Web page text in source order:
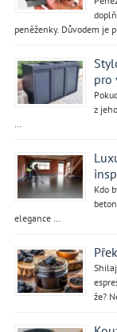
peněženky. Důvodem je
pro
z
Kdo
elegance …
že?